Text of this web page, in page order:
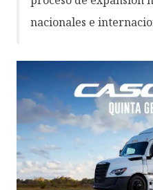
nacionales e